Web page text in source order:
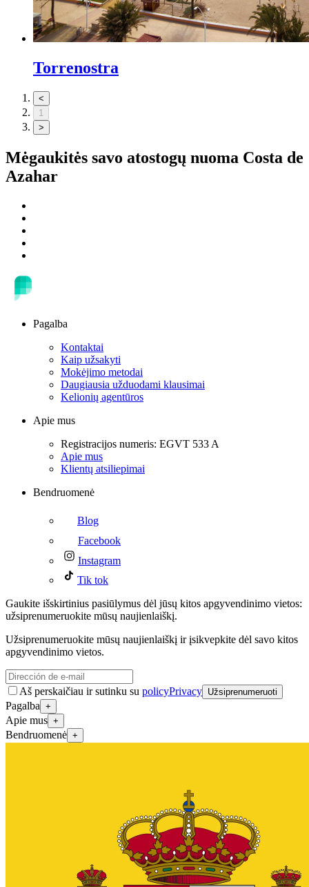
Torrenostra
<
1
>
Mėgaukitės savo atostogų nuoma Costa de
Azahar
Pagalba
Kontaktai
Kaip užsakyti
Mokėjimo metodai
Daugiausia užduodami klausimai
Kelionių agentūros
Apie mus
Registracijos numeris: EGVT 533 A
Apie mus
Klientų atsiliepimai
Bendruomenė
Blog
Facebook
Instagram
Tik tok
Gaukite išskirtinius pasiūlymus dėl jūsų kitos apgyvendinimo vietos:
užsiprenumeruokite mūsų naujienlaiškį.
Užsiprenumeruokite mūsų naujienlaiškį ir įsikvepkite dėl savo kitos
apgyvendinimo vietos.
Aš perskaičiau ir sutinku su policyPrivacy Užsiprenumeruoti
Pagalba +
Apie mus +
Bendruomenė +